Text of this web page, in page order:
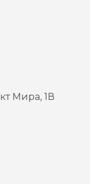
Мира, 1В